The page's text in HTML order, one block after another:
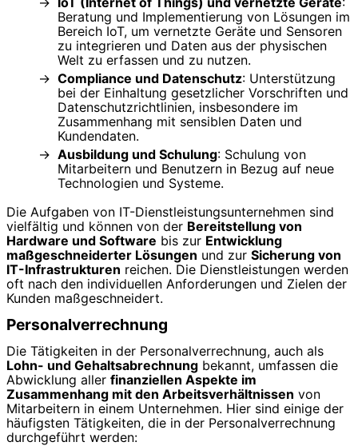
Beratung und Implementierung von Lösungen im
Bereich IoT, um vernetzte Geräte und Sensoren
zu integrieren und Daten aus der physischen
Welt zu erfassen und zu nutzen.
Compliance und Datenschutz: Unterstützung
bei der Einhaltung gesetzlicher Vorschriften und
Datenschutzrichtlinien, insbesondere im
Zusammenhang mit sensiblen Daten und
Kundendaten.
Ausbildung und Schulung: Schulung von
Mitarbeitern und Benutzern in Bezug auf neue
Technologien und Systeme.
Die Aufgaben von IT-Dienstleistungsunternehmen sind
vielfältig und können von der Bereitstellung von
Hardware und Software bis zur Entwicklung
maßgeschneiderter Lösungen und zur Sicherung von
IT-Infrastrukturen reichen. Die Dienstleistungen werden
oft nach den individuellen Anforderungen und Zielen der
Kunden maßgeschneidert.
Personalverrechnung
Die Tätigkeiten in der Personalverrechnung, auch als
Lohn- und Gehaltsabrechnung bekannt, umfassen die
Abwicklung aller finanziellen Aspekte im
Zusammenhang mit den Arbeitsverhältnissen von
Mitarbeitern in einem Unternehmen. Hier sind einige der
häufigsten Tätigkeiten, die in der Personalverrechnung
durchgeführt werden: